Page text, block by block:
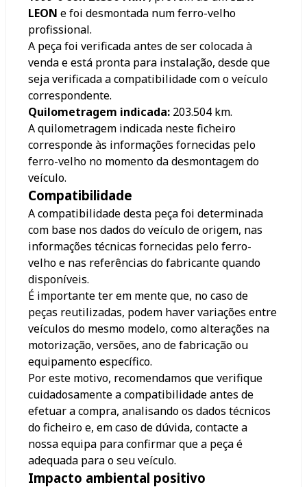
LEON e foi desmontada num ferro-velho
profissional.
A peça foi verificada antes de ser colocada à
venda e está pronta para instalação, desde que
seja verificada a compatibilidade com o veículo
correspondente.
Quilometragem indicada: 203.504 km.
A quilometragem indicada neste ficheiro
corresponde às informações fornecidas pelo
ferro-velho no momento da desmontagem do
veículo.
Compatibilidade
A compatibilidade desta peça foi determinada
com base nos dados do veículo de origem, nas
informações técnicas fornecidas pelo ferro-
velho e nas referências do fabricante quando
disponíveis.
É importante ter em mente que, no caso de
peças reutilizadas, podem haver variações entre
veículos do mesmo modelo, como alterações na
motorização, versões, ano de fabricação ou
equipamento específico.
Por este motivo, recomendamos que verifique
cuidadosamente a compatibilidade antes de
efetuar a compra, analisando os dados técnicos
do ficheiro e, em caso de dúvida, contacte a
nossa equipa para confirmar que a peça é
adequada para o seu veículo.
Impacto ambiental positivo